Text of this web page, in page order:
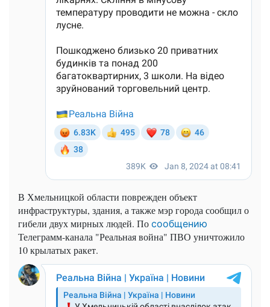
В Хмельницкой области поврежден объект
инфраструктуры, здания, а также мэр города сообщил о
гибели двух мирных людей. По сообщению
Телеграмм-канала "Реальная война" ПВО уничтожило
10 крылатых ракет.